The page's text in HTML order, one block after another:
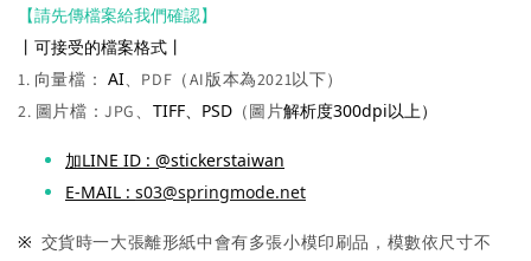
【請先傳檔案給我們確認】
丨可接受的檔案格式丨
1. 向量檔： AI、PDF（AI版本為2021以下）
2. 圖片檔：JPG、 TIFF、PSD（圖片解析度300dpi以上）
加LINE ID : @stickerstaiwan
E-MAIL : s03@springmode.net
※ 交貨時一大張離形紙中會有多張小模印刷品，模數依尺寸不